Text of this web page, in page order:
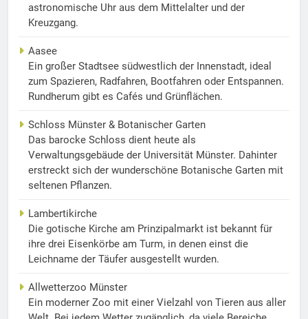
astronomische Uhr aus dem Mittelalter und der
Kreuzgang.
Aasee
Ein großer Stadtsee südwestlich der Innenstadt, ideal
zum Spazieren, Radfahren, Bootfahren oder Entspannen.
Rundherum gibt es Cafés und Grünflächen.
Schloss Münster & Botanischer Garten
Das barocke Schloss dient heute als
Verwaltungsgebäude der Universität Münster. Dahinter
erstreckt sich der wunderschöne Botanische Garten mit
seltenen Pflanzen.
Lambertikirche
Die gotische Kirche am Prinzipalmarkt ist bekannt für
ihre drei Eisenkörbe am Turm, in denen einst die
Leichname der Täufer ausgestellt wurden.
Allwetterzoo Münster
Ein moderner Zoo mit einer Vielzahl von Tieren aus aller